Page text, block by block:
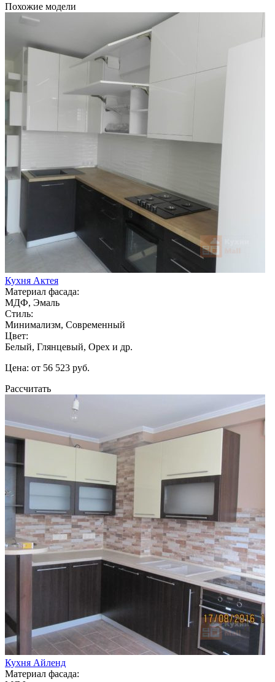
Похожие модели
Кухня Актея
Материал фасада:
МДФ, Эмаль
Стиль:
Минимализм, Современный
Цвет:
Белый, Глянцевый, Орех и др.
Цена: от 56 523 руб.
Рассчитать
Кухня Айленд
Материал фасада: